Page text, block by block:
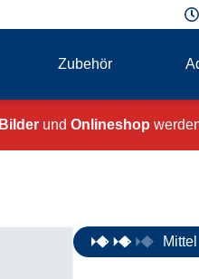
Zubehör
Bilderund Onlineshop
Mittel